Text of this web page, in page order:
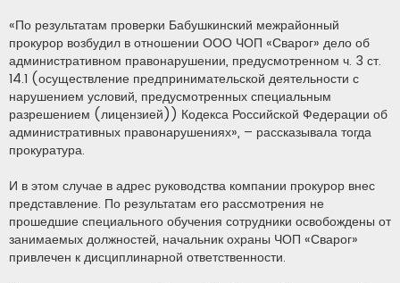
«По результатам проверки Бабушкинский межрайонный
прокурор возбудил в отношении ООО ЧОП «Сварог» дело об
административном правонарушении, предусмотренном ч. 3 ст.
14.1 (осуществление предпринимательской деятельности с
нарушением условий, предусмотренных специальным
разрешением (лицензией)) Кодекса Российской Федерации об
административных правонарушениях», – рассказывала тогда
прокуратура.
И в этом случае в адрес руководства компании прокурор внес
представление. По результатам его рассмотрения не
прошедшие специального обучения сотрудники освобождены от
занимаемых должностей, начальник охраны ЧОП «Сварог»
привлечен к дисциплинарной ответственности.